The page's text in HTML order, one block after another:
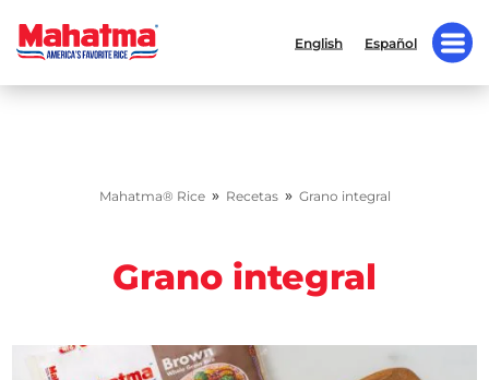
English Español
Mahatma® Rice » Recetas » Grano integral
Grano integral